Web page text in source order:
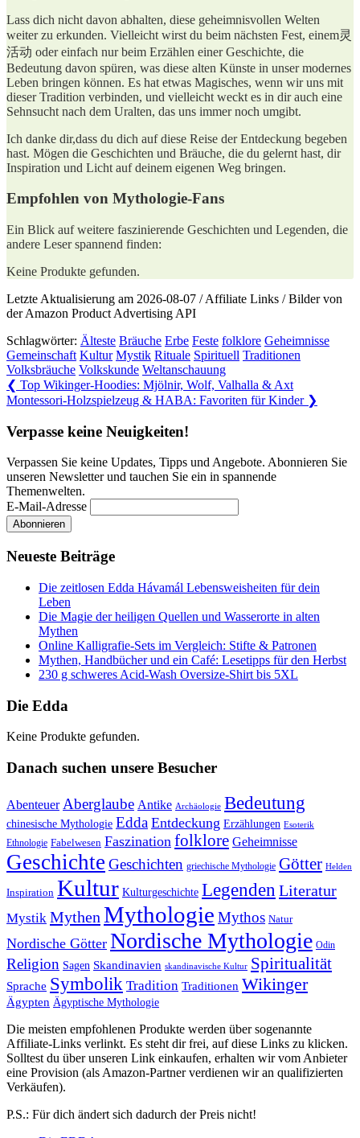
Lass ⁤dich‍ nicht ‌davon abhalten,⁤ diese geheimnisvollen Welten
weiter zu erkunden.⁣ Vielleicht wirst du ‌beim nächsten Fest, ⁣einem灵
活动 oder einfach nur beim Erzählen einer Geschichte, die
Bedeutung davon spüren,​ was diese alten Künste in ⁣unser ⁣modernes
Leben bringen können. ‌Es hat etwas ⁤Magisches, ⁤wenn⁣ wir ‍uns⁣ mit
dieser Tradition verbinden, und vielleicht weckt es in dir auch eine
Sehnsucht nach ⁣dem Uralten, das ​uns immer noch ‌umgibt.
Ich danke dir,dass du dich auf diese Reise der Entdeckung begeben
hast. Mögen⁣ die Geschichten und ⁢Bräuche, ​die du gelernt hast, dir
Inspiration und Licht auf deinem eigenen​ Weg bringen.
Empfohlen von Mythologie-Fans
Ein Blick auf weitere ‍faszinierende ⁤Geschichten⁢ und Legenden,⁤ die
andere Leser spannend ⁤finden:
Keine Produkte gefunden.
Letzte Aktualisierung am 2026-08-07 / Affiliate Links / Bilder von
der Amazon Product Advertising API
Schlagwörter: Älteste Bräuche Erbe Feste folklore Geheimnisse
Gemeinschaft Kultur Mystik Rituale Spirituell Traditionen
Volksbräuche Volkskunde Weltanschauung
Beitragsnavigation
❮ Previous
Post:
Top Wikinger-Hoodies: Mjölnir, Wolf, Valhalla & Axt
Next
Montessori-Holzspielzeug & HABA: Favoriten für Kinder ❯
Verpasse keine Neuigkeiten!
Verpassen Sie keine Updates, Tipps und Angebote. Abonnieren Sie
unseren Newsletter und tauchen Sie ein in spannende
Themenwelten.
E-Mail-Adresse
Neueste Beiträge
Die zeitlosen Edda Hávamál Lebensweisheiten für dein
Leben
Die Magie der heiligen Quellen und Wasserorte in alten
Mythen
Online Kalligrafie‑Sets im Vergleich: Stifte & Patronen
Mythen, Handbücher und ein Café: Lesetipps für den Herbst
230 g schweres Acid-Wash Oversize-Shirt bis 5XL
Die Edda
Keine Produkte gefunden.
Danach suchen unsere Besucher
Abenteuer Aberglaube Antike Archäologie Bedeutung
chinesische Mythologie Edda Entdeckung Erzählungen Esoterik
Ethnologie Fabelwesen Faszination folklore Geheimnisse
Geschichte Geschichten griechische Mythologie Götter Helden
Inspiration Kultur Kulturgeschichte Legenden Literatur
Mystik Mythen Mythologie Mythos Natur
Nordische Götter Nordische Mythologie Odin
Religion Sagen Skandinavien skandinavische Kultur Spiritualität
Sprache Symbolik Tradition Traditionen Wikinger
Ägypten Ägyptische Mythologie
Die meisten empfohlenen Produkte werden über sogenannte
Affiliate-Links verlinkt. Es steht dir frei, auf diese Links zu klicken.
Solltest du über unseren Link einkaufen, erhalten wir vom Anbieter
eine Provision (als Amazon-Partner verdienen wir an qualifizierten
Verkäufen).
P.S.: Für dich ändert sich dadurch der Preis nicht!